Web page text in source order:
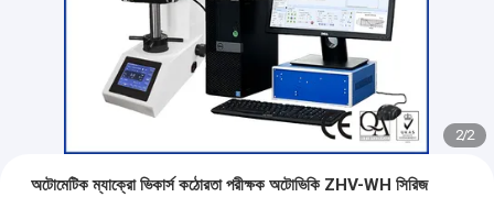
2/2
অটোমেটিক ম্যাক্রো ভিকার্স কঠোরতা পরীক্ষক অটোভিকি ZHV-WH সিরিজ